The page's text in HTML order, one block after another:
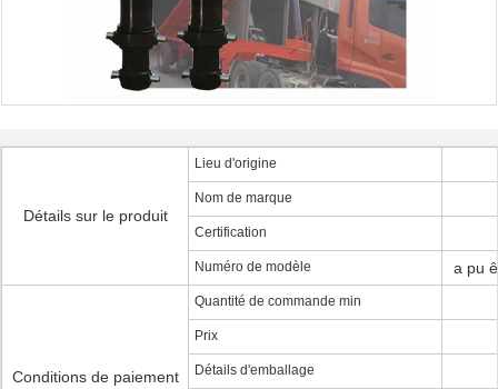
Détails sur le produit
Lieu d'origine
Nom de marque
Certification
Numéro de modèle a pu
Conditions de paiement
Quantité de commande min
Prix
Détails d'emballage